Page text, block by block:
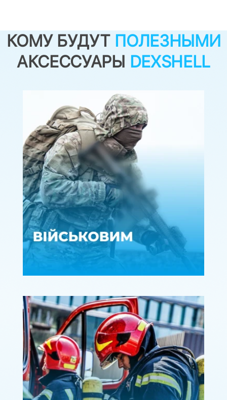
КОМУ БУДУТ ПОЛЕЗНЫМИ
АКСЕССУАРЫ DEXSHELL